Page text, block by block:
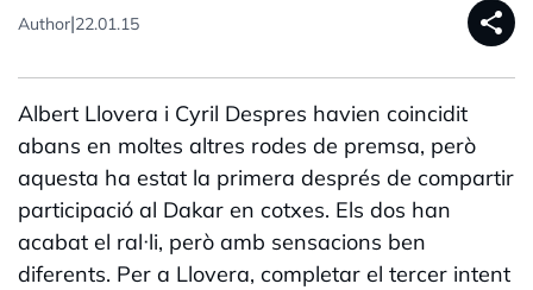
Author|22.01.15 share
Albert Llovera i Cyril Despres havien coincidit
abans en moltes altres rodes de premsa, però
aquesta ha estat la primera després de compartir
participació al Dakar en cotxes. Els dos han
acabat el ral·li, però amb sensacions ben
diferents. Per a Llovera, completar el tercer intent